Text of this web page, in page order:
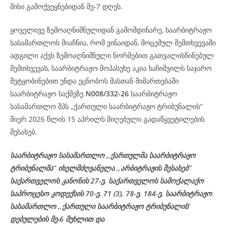
მისი გამოქვეყნებიდან მე-7 დღეს.
ყოველივე ზემოაღნიშნულიდან გამომდინარე, საარბიტრაჟო
სასამართლოს მიაჩნია, რომ ვინაიდან, მოცემულ შემთხვევაში
ადგილი აქვს ზემოაღნიშნული ნორმებით გათვალისწინებულ
შემთხვევას, საარბიტრაჟო მოპასუხე აკია ხაჩიშვილს საჯარო
შეტყობინებით უნდა ეცნობოს მასთან მიმართებაში
საარბიტრაჟო საქმეზე N008/332-26 საარბიტრაჟო
სასამართლო შპს „ქართული საარბიტრაჟო ტრიბუნალის“
მიერ 2026 წლის 15 აპრილს მიღებული გადაწყვეტილების
შესახებ.
საარბიტრაჟო სასამართლო ,,ქართულმა საარბიტრაჟო
ტრიბუნალმა’’ იხელმძღვანელა ,,არბიტრაჟის შესახებ’’
საქართველოს კანონის 27-ე, საქართველოს სამოქალაქო
საპროცესო კოდექსის 70-ე, 71 (3), 78-ე, 184-ე, საარბიტრაჟო
სასამართლო ,,ქართული საარბიტრაჟო ტრიბუნალის’
დებულების მე-6 მუხლით და